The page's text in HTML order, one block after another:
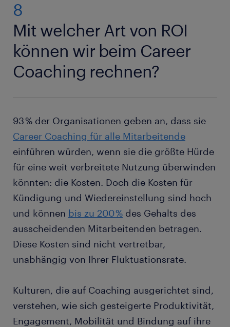
8
Mit welcher Art von ROI
können wir beim Career
Coaching rechnen?
93 % der Organisationen geben an, dass sie
Career Coaching für alle Mitarbeitende
einführen würden, wenn sie die größte Hürde
für eine weit verbreitete Nutzung überwinden
könnten: die Kosten. Doch die Kosten für
Kündigung und Wiedereinstellung sind hoch
und können bis zu 200 % des Gehalts des
ausscheidenden Mitarbeitenden betragen.
Diese Kosten sind nicht vertretbar,
unabhängig von Ihrer Fluktuationsrate.
Kulturen, die auf Coaching ausgerichtet sind,
verstehen, wie sich gesteigerte Produktivität,
Engagement, Mobilität und Bindung auf ihre